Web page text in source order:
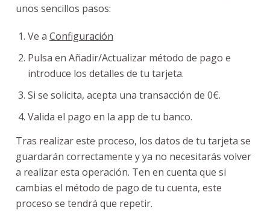
unos sencillos pasos:
Ve a Configuración
Pulsa en Añadir/Actualizar método de pago e
introduce los detalles de tu tarjeta.
Si se solicita, acepta una transacción de 0€.
Valida el pago en la app de tu banco.
Tras realizar este proceso, los datos de tu tarjeta se
guardarán correctamente y ya no necesitarás volver
a realizar esta operación. Ten en cuenta que si
cambias el método de pago de tu cuenta, este
proceso se tendrá que repetir.